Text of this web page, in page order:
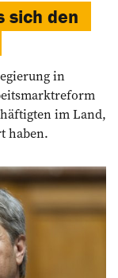
sich den
in
im Land,
haben.